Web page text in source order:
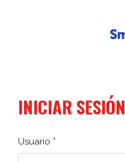
INICIAR SESIÓN
Usuario *